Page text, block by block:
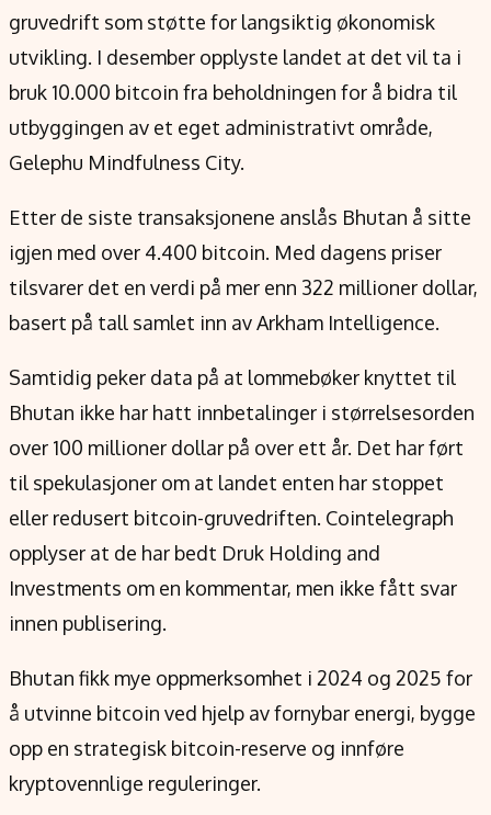
gruvedrift som støtte for langsiktig økonomisk
utvikling. I desember opplyste landet at det vil ta i
bruk 10.000 bitcoin fra beholdningen for å bidra til
utbyggingen av et eget administrativt område,
Gelephu Mindfulness City.
Etter de siste transaksjonene anslås Bhutan å sitte
igjen med over 4.400 bitcoin. Med dagens priser
tilsvarer det en verdi på mer enn 322 millioner dollar,
basert på tall samlet inn av Arkham Intelligence.
Samtidig peker data på at lommebøker knyttet til
Bhutan ikke har hatt innbetalinger i størrelsesorden
over 100 millioner dollar på over ett år. Det har ført
til spekulasjoner om at landet enten har stoppet
eller redusert bitcoin-gruvedriften. Cointelegraph
opplyser at de har bedt Druk Holding and
Investments om en kommentar, men ikke fått svar
innen publisering.
Bhutan fikk mye oppmerksomhet i 2024 og 2025 for
å utvinne bitcoin ved hjelp av fornybar energi, bygge
opp en strategisk bitcoin-reserve og innføre
kryptovennlige reguleringer.